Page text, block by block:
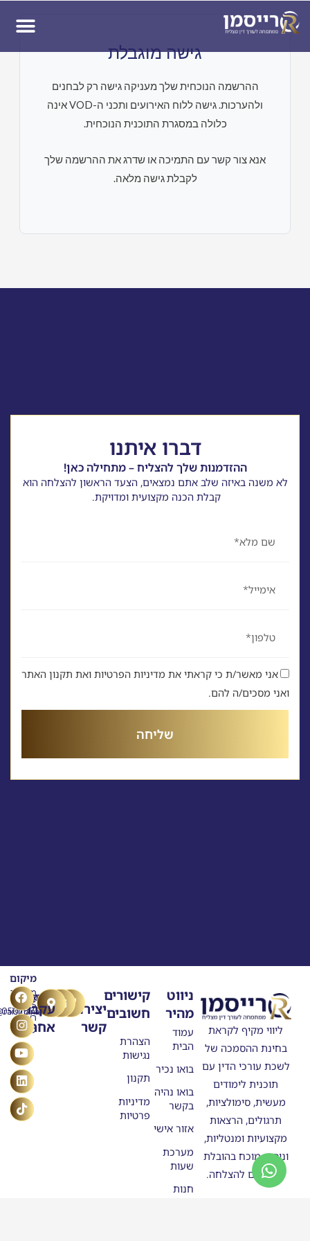
גישה מוגבלת
ההרשמה הנוכחית שלך מעניקה גישה רק לבחנים
ולהערכות. גישה ללוח האירועים ותכני ה-VOD אינה
כלולה במסגרת התוכנית הנוכחית.
אנא צור קשר עם התמיכה או שדרג את ההרשמה שלך
לקבלת גישה מלאה.
דברו איתנו
ההזדמנות שלך להצליח – מתחילה כאן!
לא משנה באיזה שלב אתם נמצאים, הצעד הראשון להצלחה הוא
קבלת הכנה מקצועית ומדויקת.
אני מאשר/ת כי קראתי את מדיניות הפרטיות ואת תקנון האתר
ואני מסכים/ה להם.
שליחה
ליווי מקיף לקראת
בחינת ההסמכה של
לשכת עורכי הדין עם
תוכנית לימודים
מעשית, סימולציות,
תרגולים, הרצאות
מקצועיות ומנטליות,
וניסיון מוכח בהובלת
מתמחים להצלחה.
ניווט
מהיר
עמוד
הבית
בואו נכיר
בואו נהיה
בקשר
אזור אישי
מערכת
שעות
חנות
קישורים
חשובים
הצהרת
נגישות
תקנון
מדיניות
פרטיות
יצירת
קשר
טלפון
0507875558
דוא"ל
ask@raisman.ac
מיקום
מרילנד
5
ראשון
לציון
עקבו
אחרינו
F
a
c
e
b
o
o
I
n
s
t
g
m
Y
o
u
t
u
b
e
L
i
n
k
e
d
T
i
k
t
o